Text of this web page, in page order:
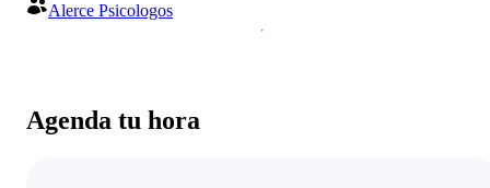
Agenda tu hora
Alerce Psicologos